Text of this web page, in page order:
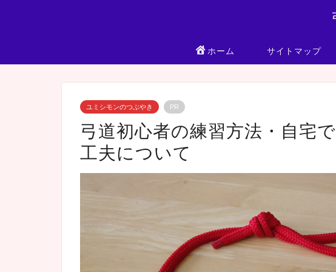
ホーム サイトマップ
ユミシモンのつぶやき PR
弓道初心者の練習方法・自宅
工夫について